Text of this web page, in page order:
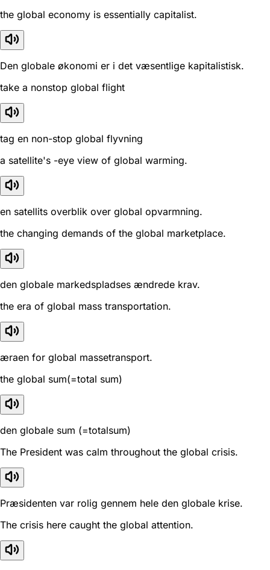
the global economy is essentially capitalist.
Den globale økonomi er i det væsentlige kapitalistisk.
take a nonstop global flight
tag en non-stop global flyvning
a satellite's -eye view of global warming.
en satellits overblik over global opvarmning.
the changing demands of the global marketplace.
den globale markedspladses ændrede krav.
the era of global mass transportation.
æraen for global massetransport.
the global sum(=total sum)
den globale sum (=totalsum)
The President was calm throughout the global crisis.
Præsidenten var rolig gennem hele den globale krise.
The crisis here caught the global attention.